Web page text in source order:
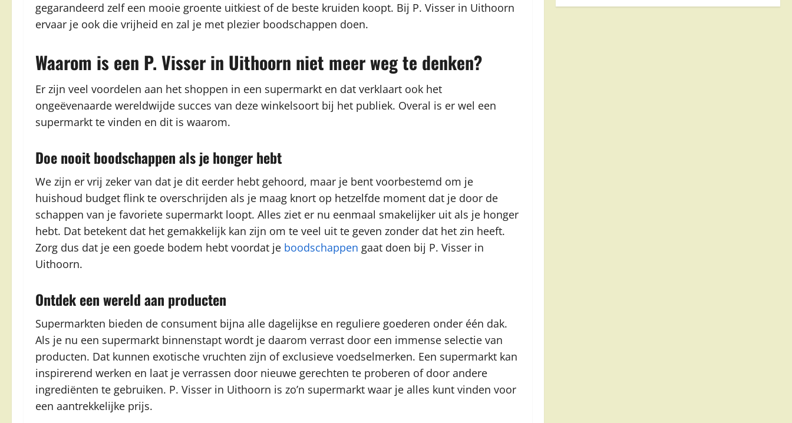
gegarandeerd zelf een mooie groente uitkiest of de beste kruiden koopt. Bij P. Visser in Uithoorn
ervaar je ook die vrijheid en zal je met plezier boodschappen doen.
Waarom is een P. Visser in Uithoorn niet meer weg te denken?
Er zijn veel voordelen aan het shoppen in een supermarkt en dat verklaart ook het
ongeëvenaarde wereldwijde succes van deze winkelsoort bij het publiek. Overal is er wel een
supermarkt te vinden en dit is waarom.
Doe nooit boodschappen als je honger hebt
We zijn er vrij zeker van dat je dit eerder hebt gehoord, maar je bent voorbestemd om je
huishoud budget flink te overschrijden als je maag knort op hetzelfde moment dat je door de
schappen van je favoriete supermarkt loopt. Alles ziet er nu eenmaal smakelijker uit als je honger
hebt. Dat betekent dat het gemakkelijk kan zijn om te veel uit te geven zonder dat het zin heeft.
Zorg dus dat je een goede bodem hebt voordat je boodschappen gaat doen bij P. Visser in
Uithoorn.
Ontdek een wereld aan producten
Supermarkten bieden de consument bijna alle dagelijkse en reguliere goederen onder één dak.
Als je nu een supermarkt binnenstapt wordt je daarom verrast door een immense selectie van
producten. Dat kunnen exotische vruchten zijn of exclusieve voedselmerken. Een supermarkt kan
inspirerend werken en laat je verrassen door nieuwe gerechten te proberen of door andere
ingrediënten te gebruiken. P. Visser in Uithoorn is zo’n supermarkt waar je alles kunt vinden voor
een aantrekkelijke prijs.